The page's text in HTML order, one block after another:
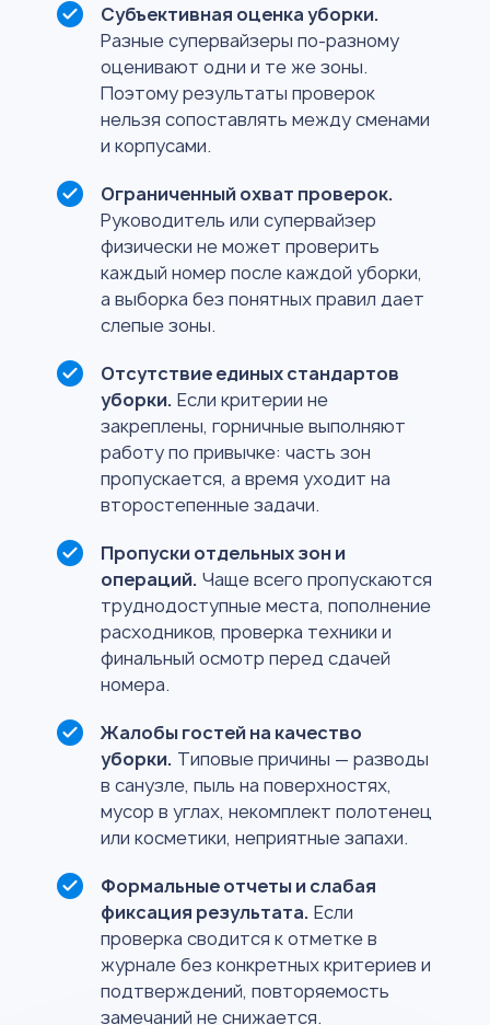
Субъективная оценка уборки.
Разные супервайзеры по-разному
оценивают одни и те же зоны.
Поэтому результаты проверок
нельзя сопоставлять между сменами
и корпусами.
Ограниченный охват проверок.
Руководитель или супервайзер
физически не может проверить
каждый номер после каждой уборки,
а выборка без понятных правил дает
слепые зоны.
Отсутствие единых стандартов
уборки. Если критерии не
закреплены, горничные выполняют
работу по привычке: часть зон
пропускается, а время уходит на
второстепенные задачи.
Пропуски отдельных зон и
операций. Чаще всего пропускаются
труднодоступные места, пополнение
расходников, проверка техники и
финальный осмотр перед сдачей
номера.
Жалобы гостей на качество
уборки. Типовые причины — разводы
в санузле, пыль на поверхностях,
мусор в углах, некомплект полотенец
или косметики, неприятные запахи.
Формальные отчеты и слабая
фиксация результата. Если
проверка сводится к отметке в
журнале без конкретных критериев и
подтверждений, повторяемость
замечаний не снижается.